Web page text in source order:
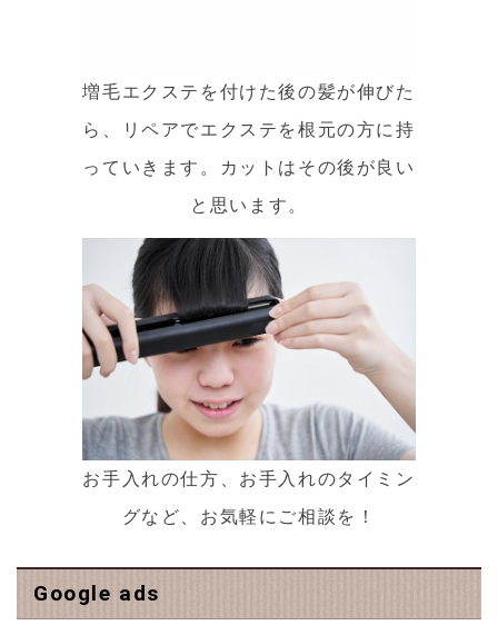
増毛エクステを付けた後の髪が伸びた
ら、リペアでエクステを根元の方に持
っていきます。カットはその後が良い
と思います。
お手入れの仕方、お手入れのタイミン
グなど、お気軽にご相談を！
Google ads